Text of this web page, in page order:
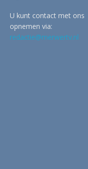
U kunt contact met ons
opnemen via:
redactie@merwertv.nl